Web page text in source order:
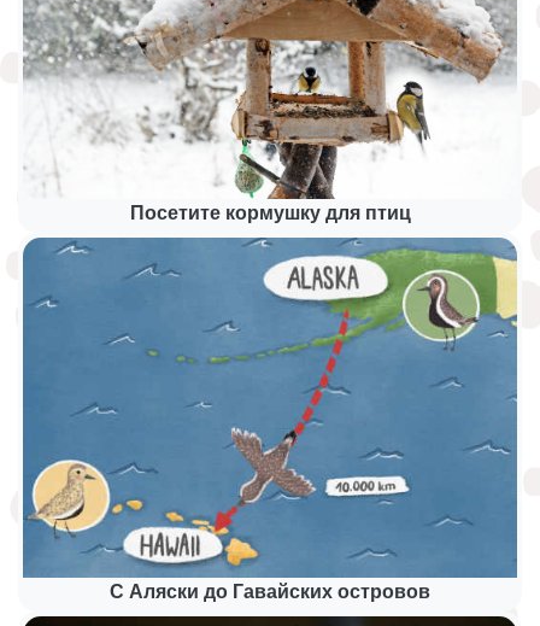
Посетите кормушку для птиц
С Аляски до Гавайских островов